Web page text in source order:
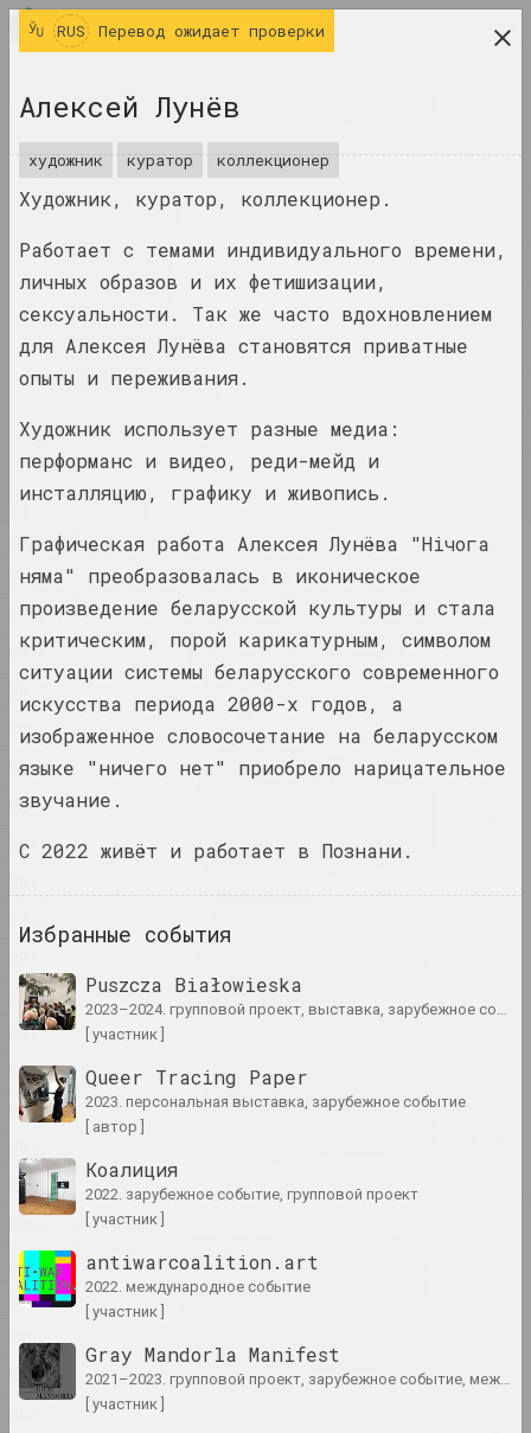
современного искусства
ЖУРНАЛ
ИНДЕКС
ИМЕНА
СОБЫТИЯ
ПРОИЗВЕДЕНИЯ
ДОКУМЕНТЫ
ИНФО
RUS
2026
2025
2024
2023
2021
2020
2019
2018
2014
2013
2012
2011
2009
2007
2006
2005
2004
2026
«Sense of Safety»:
белорусско-украинский
проект о Харькове — в
финале премии имени
Шевченко.
В Национальном музее
рождения Семёна Геруса
Зарубежные берега:
проекции белорусского
искусства
Памяць, прапаганда і
штучны інтэлект. Вынікі
2025
«Запіс спробаў знайсці
сябе»: выстава «Межы
прысутнасці» двух
адкрылася ў Варшаве
RUS Перевод ожидает проверки
Алексей Лунёв
художник куратор коллекционер
Художник, куратор, коллекционер.
Работает с темами индивидуального времени,
личных образов и их фетишизации,
сексуальности. Так же часто вдохновлением
для Алексея Лунёва становятся приватные
опыты и переживания.
Художник использует разные медиа:
перформанс и видео, реди-мейд и
инсталляцию, графику и живопись.
Графическая работа Алексея Лунёва "Нiчога
няма" преобразовалась в иконическое
произведение беларусской культуры и стала
критическим, порой карикатурным, символом
ситуации системы беларусского современного
искусства периода 2000-х годов, а
изображенное словосочетание на беларусском
языке "ничего нет" приобрело нарицательное
звучание.
С 2022 живёт и работает в Познани.
Избранные события
Puszcza Białowieska
2023–2024. групповой проект, выставка, зарубежное событие
[ участник ]
Queer Tracing Paper
2023. персональная выставка, зарубежное событие
[ автор ]
Коалиция
2022. зарубежное событие, групповой проект
[ участник ]
antiwarcoalition.art
2022. международное событие
[ участник ]
Gray Mandorla Manifest
2021–2023. групповой проект, зарубежное событие, международное событие
[ участник ]